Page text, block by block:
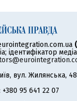
(
ідентифікатор
вул. Жилянська,
95 641 22 07